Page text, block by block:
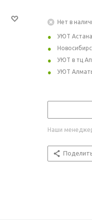
Нет в
УЮТ Астана
УЮТ в тц
УЮТ
Наши